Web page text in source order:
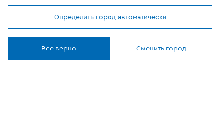
Мы используем cookies
Где купить
Определить город автоматически
Все верно Сменить город